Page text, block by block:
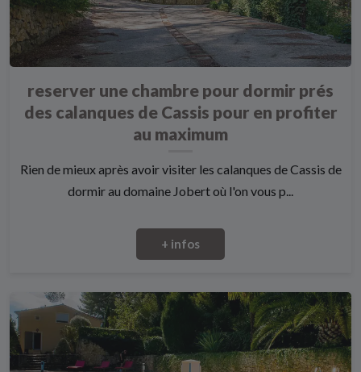
reserver une chambre pour dormir prés
des calanques de Cassis pour en profiter
au maximum
Rien de mieux après avoir visiter les calanques de Cassis de
dormir au domaine Jobert où l'on vous p...
+ infos